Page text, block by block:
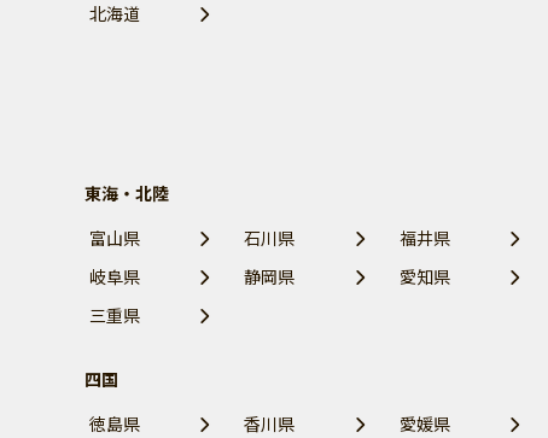
北海道
東海・北陸
富山県
石川県
福井県
岐阜県
静岡県
愛知県
三重県
四国
徳島県
香川県
愛媛県